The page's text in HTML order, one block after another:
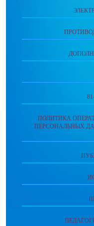
ПОЛИТИКА
ПЕРСОНАЛЬНЫХ